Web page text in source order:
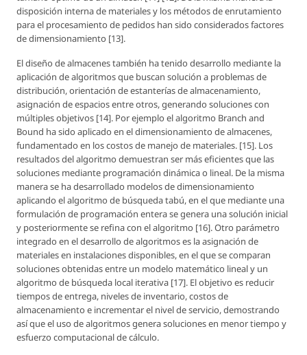
disposición interna de materiales y los métodos de enrutamiento
para el procesamiento de pedidos han sido considerados factores
de dimensionamiento [13].
El diseño de almacenes también ha tenido desarrollo mediante la
aplicación de algoritmos que buscan solución a problemas de
distribución, orientación de estanterías de almacenamiento,
asignación de espacios entre otros, generando soluciones con
múltiples objetivos [14]. Por ejemplo el algoritmo Branch and
Bound ha sido aplicado en el dimensionamiento de almacenes,
fundamentado en los costos de manejo de materiales. [15]. Los
resultados del algoritmo demuestran ser más eficientes que las
soluciones mediante programación dinámica o lineal. De la misma
manera se ha desarrollado modelos de dimensionamiento
aplicando el algoritmo de búsqueda tabú, en el que mediante una
formulación de programación entera se genera una solución inicial
y posteriormente se refina con el algoritmo [16]. Otro parámetro
integrado en el desarrollo de algoritmos es la asignación de
materiales en instalaciones disponibles, en el que se comparan
soluciones obtenidas entre un modelo matemático lineal y un
algoritmo de búsqueda local iterativa [17]. El objetivo es reducir
tiempos de entrega, niveles de inventario, costos de
almacenamiento e incrementar el nivel de servicio, demostrando
así que el uso de algoritmos genera soluciones en menor tiempo y
esfuerzo computacional de cálculo.